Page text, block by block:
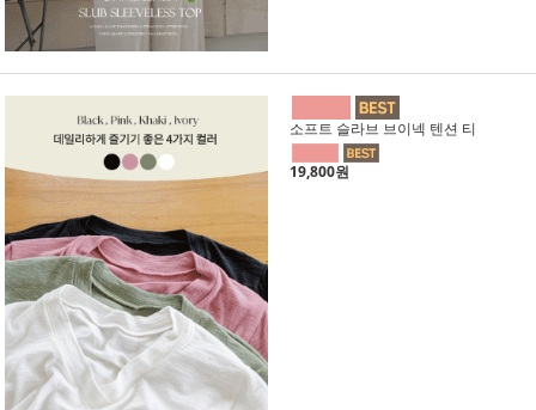
소프트 슬라브 브이넥 텐션 티
19,800원